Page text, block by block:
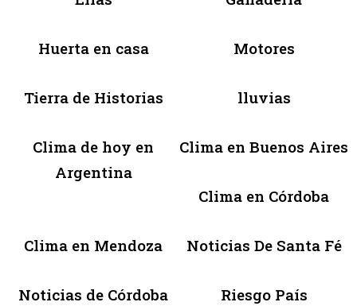
Huerta en casa Motores
Tierra de Historias lluvias
Clima de hoy en
Argentina
Clima en Buenos Aires
Clima en Córdoba
Clima en Mendoza Noticias De Santa Fé
Noticias de Córdoba Riesgo País